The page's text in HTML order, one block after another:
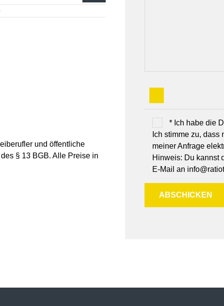
und öffentliche
§ 13 BGB. Alle Preise in
* Ich habe die
Ich stimme zu,
meiner Anfrage
Hinweis: Du kannst
E-Mail an